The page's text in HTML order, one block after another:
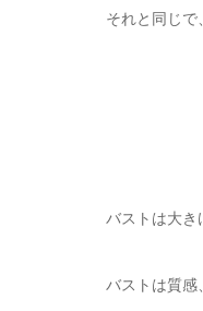
それと同じ
バストは大き
バストは質感